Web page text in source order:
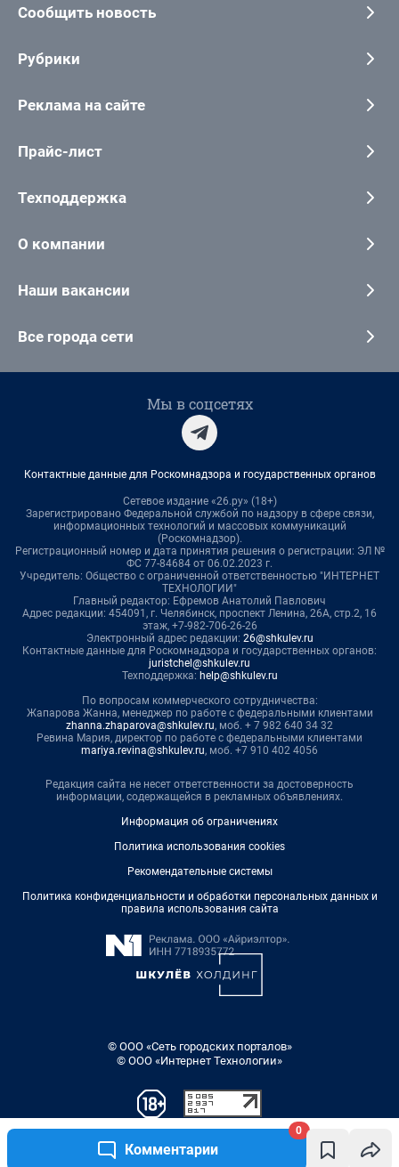
Комментарии
0
Сообщить новость
Рубрики
Реклама на сайте
Прайс-лист
Техподдержка
О компании
Наши вакансии
Все города сети
Мы в соцсетях
Контактные данные для Роскомнадзора и государственных органов
Сетевое издание «26.ру» (18+)
Зарегистрировано Федеральной службой по надзору в сфере связи,
информационных технологий и массовых коммуникаций
(Роскомнадзор).
Регистрационный номер и дата принятия решения о регистрации: ЭЛ №
ФС 77-84684 от 06.02.2023 г.
Учредитель: Общество с ограниченной ответственностью "ИНТЕРНЕТ
ТЕХНОЛОГИИ"
Главный редактор: Ефремов Анатолий Павлович
Адрес редакции: 454091, г. Челябинск, проспект Ленина, 26А, стр.2, 16
этаж, +7-982-706-26-26
Электронный адрес редакции: 26@shkulev.ru
Контактные данные для Роскомнадзора и государственных органов:
juristchel@shkulev.ru
Техподдержка: help@shkulev.ru
По вопросам коммерческого сотрудничества:
Жапарова Жанна, менеджер по работе с федеральными клиентами
zhanna.zhaparova@shkulev.ru, моб. + 7 982 640 34 32
Ревина Мария, директор по работе с федеральными клиентами
mariya.revina@shkulev.ru, моб. +7 910 402 4056
Редакция сайта не несет ответственности за достоверность
информации, содержащейся в рекламных объявлениях.
Информация об ограничениях
Политика использования cookies
Рекомендательные системы
Политика конфиденциальности и обработки персональных данных и
правила использования сайта
© ООО «Сеть городских порталов»
© ООО «Интернет Технологии»